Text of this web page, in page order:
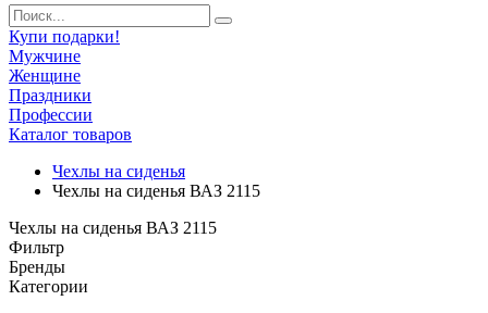
Купи подарки!
Мужчине
Женщине
Праздники
Профессии
Каталог товаров
Чехлы на сиденья
Чехлы на сиденья ВАЗ 2115
Чехлы на сиденья ВАЗ 2115
Фильтр
Бренды
Категории